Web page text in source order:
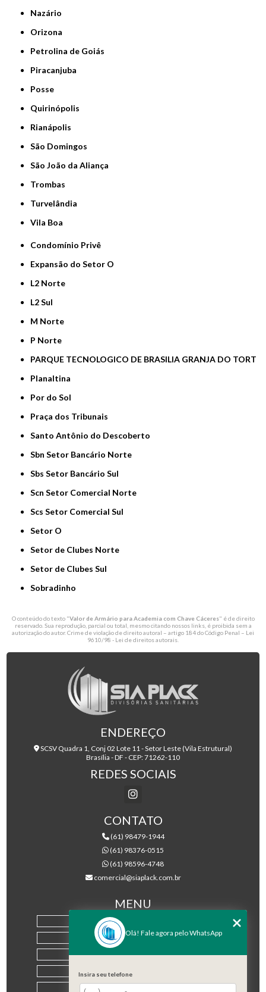
Nazário
Orizona
Petrolina de Goiás
Piracanjuba
Posse
Quirinópolis
Rianápolis
São Domingos
São João da Aliança
Trombas
Turvelândia
Vila Boa
Condomínio Privê
Expansão do Setor O
L2 Norte
L2 Sul
M Norte
P Norte
PARQUE TECNOLOGICO DE BRASILIA GRANJA DO TORT
Planaltina
Por do Sol
Praça dos Tribunais
Santo Antônio do Descoberto
Sbn Setor Bancário Norte
Sbs Setor Bancário Sul
Scn Setor Comercial Norte
Scs Setor Comercial Sul
Setor O
Setor de Clubes Norte
Setor de Clubes Sul
Sobradinho
O conteúdo do texto "Valor de Armário para Academia com Chave Cáceres" é de direito
reservado. Sua reprodução, parcial ou total, mesmo citando nossos links, é proibida sem a
autorização do autor. Crime de violação de direito autoral – artigo 184 do Código Penal – Lei
9610/98 - Lei de direitos autorais
ENDEREÇO
SCSV Quadra 1, Conj 02 Lote 11 - Setor Leste (Vila Estrutural)
Brasília - DF - CEP: 71262-110
REDES SOCIAIS
CONTATO
(61) 98479-1944
(61) 98376-0515
(61) 98596-4748
comercial@siaplack.com.br
MENU
EMPRESA
PRODUTOS
Olá! Fale agora pelo WhatsApp
Insira seu telefone